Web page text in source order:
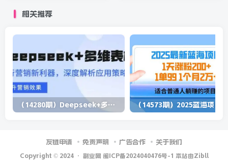
相关推荐
（14280期）Deepseek+多维表格，银行营销新利器，深度解析应用策略，提升营销效果
友链申请 免责声明 广告合作 关于我们
Copyright © 2024 · 副业网 闽ICP备2024040476号-1 本站由Zibll